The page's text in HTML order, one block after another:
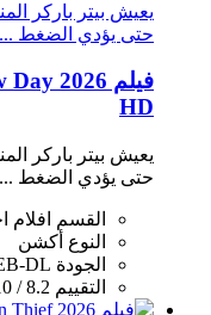
يعيش بيتر باركر
حتى يؤدي الضغط ...
HD
يعيش بيتر باركر
حتى يؤدي الضغط ...
القسم
افلام
النوع أكشن
الجودة DL
التقييم 8.2 / 10